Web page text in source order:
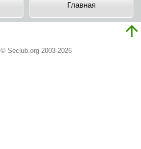
Главная
© Seclub.org 2003-2026